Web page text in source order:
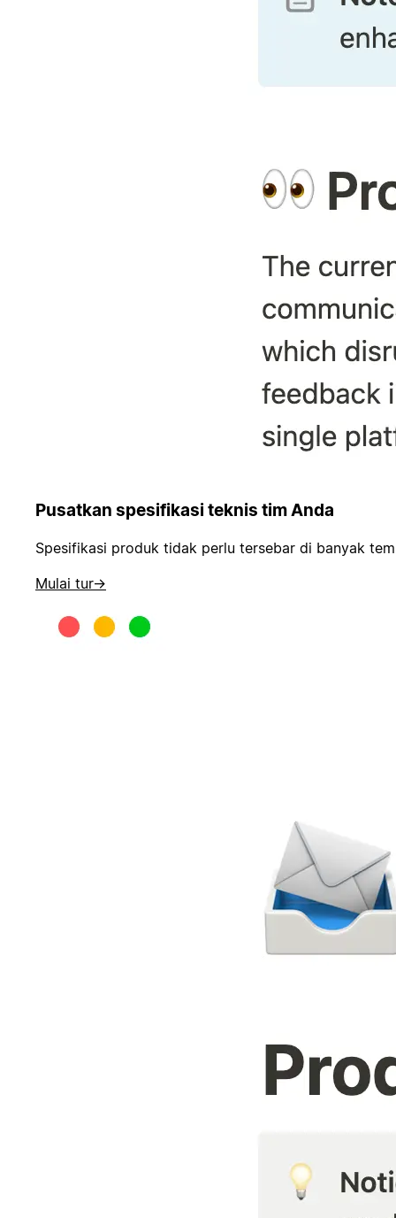
Pusatkan spesifikasi teknis tim Anda
Spesifikasi produk tidak perlu tersebar di banyak
Mulai tur→